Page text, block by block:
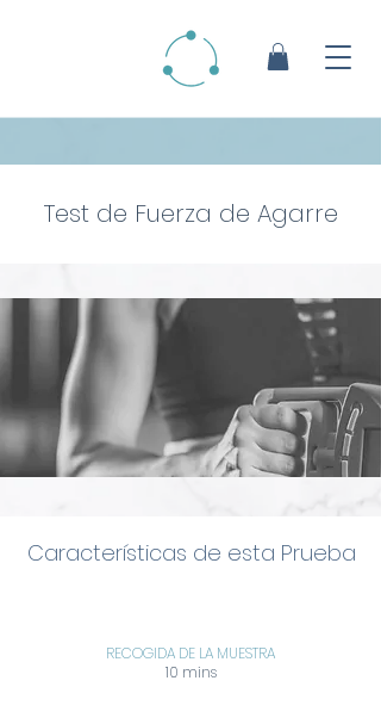
Test de Fuerza de Agarre
Características de esta Prueba
RECOGIDA DE LA MUESTRA
10 mins